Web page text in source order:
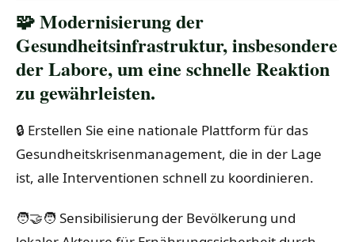
🧩 Modernisierung der
Gesundheitsinfrastruktur, insbesondere
der Labore, um eine schnelle Reaktion
zu gewährleisten.
🔒 Erstellen Sie eine nationale Plattform für das
Gesundheitskrisenmanagement, die in der Lage
ist, alle Interventionen schnell zu koordinieren.
🧑‍🤝‍🧑 Sensibilisierung der Bevölkerung und